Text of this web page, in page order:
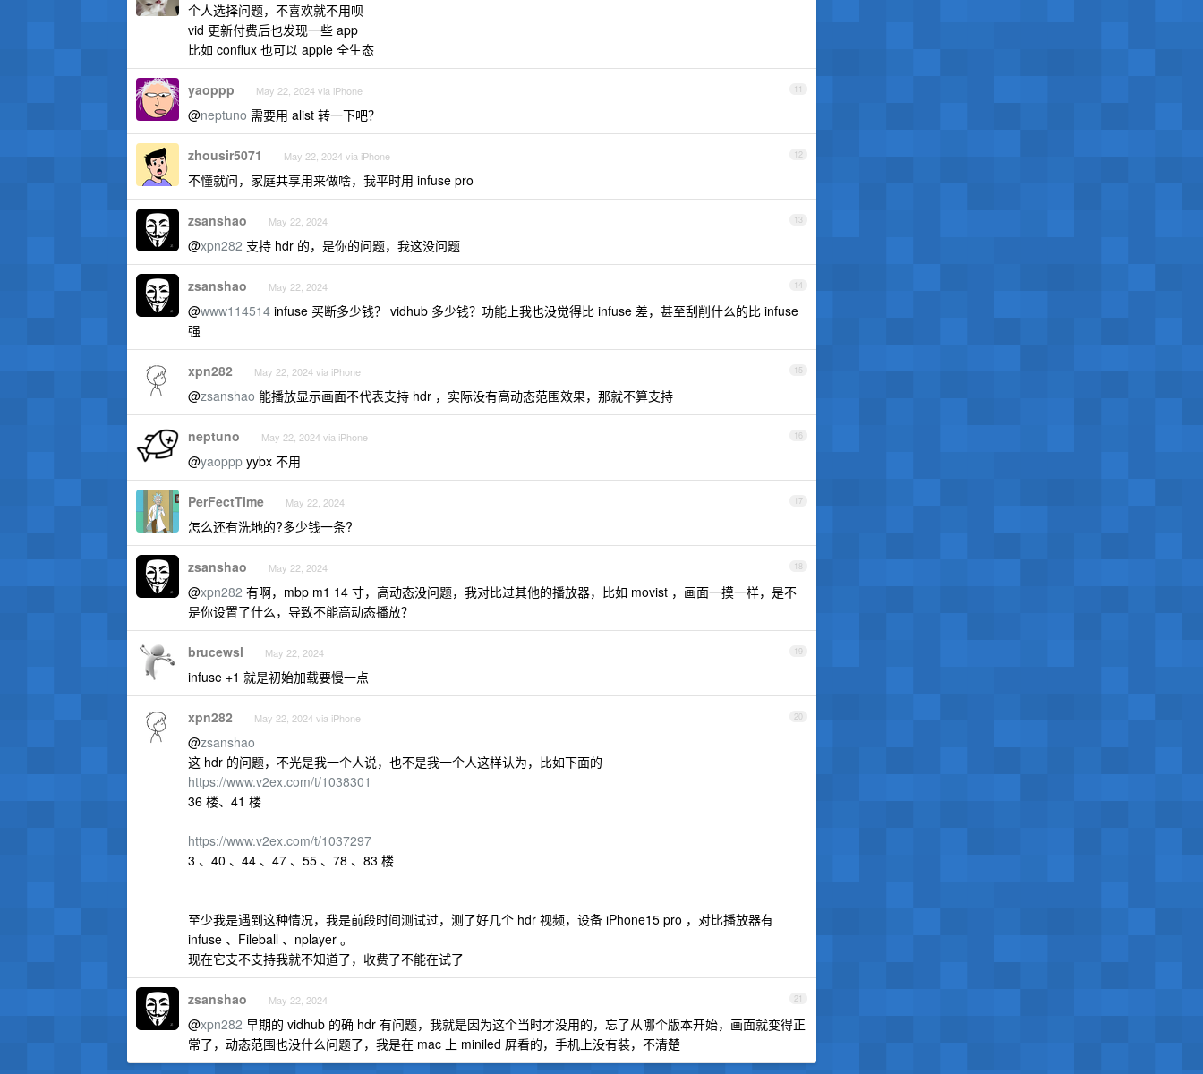
个人选择问题，不喜欢就不用呗
vid 更新付费后也发现一些 app
比如 conflux 也可以 apple 全生态
11
yaoppp May 22, 2024 via iPhone
@neptuno 需要用 alist 转一下吧？
12
zhousir5071 May 22, 2024 via iPhone
不懂就问，家庭共享用来做啥，我平时用 infuse pro
13
zsanshao May 22, 2024
@xpn282 支持 hdr 的，是你的问题，我这没问题
14
zsanshao May 22, 2024
@www114514 infuse 买断多少钱？ vidhub 多少钱？功能上我也没觉得比 infuse 差，甚至刮削什么的比 infuse
强
15
xpn282 May 22, 2024 via iPhone
@zsanshao 能播放显示画面不代表支持 hdr ，实际没有高动态范围效果，那就不算支持
16
neptuno May 22, 2024 via iPhone
@yaoppp yybx 不用
17
PerFectTime May 22, 2024
怎么还有洗地的?多少钱一条?
18
zsanshao May 22, 2024
@xpn282 有啊，mbp m1 14 寸，高动态没问题，我对比过其他的播放器，比如 movist ，画面一摸一样，是不
是你设置了什么，导致不能高动态播放？
19
brucewsl May 22, 2024
infuse +1 就是初始加载要慢一点
20
xpn282 May 22, 2024 via iPhone
@zsanshao
这 hdr 的问题，不光是我一个人说，也不是我一个人这样认为，比如下面的
https://www.v2ex.com/t/1038301
36 楼、41 楼
https://www.v2ex.com/t/1037297
3 、40 、44 、47 、55 、78 、83 楼
至少我是遇到这种情况，我是前段时间测试过，测了好几个 hdr 视频，设备 iPhone15 pro ，对比播放器有
infuse 、Fileball 、nplayer 。
现在它支不支持我就不知道了，收费了不能在试了
21
zsanshao May 22, 2024
@xpn282 早期的 vidhub 的确 hdr 有问题，我就是因为这个当时才没用的，忘了从哪个版本开始，画面就变得正
常了，动态范围也没什么问题了，我是在 mac 上 miniled 屏看的，手机上没有装，不清楚